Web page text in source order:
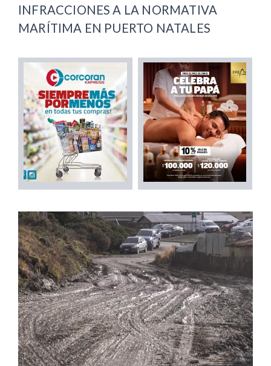
INFRACCIONES A LA NORMATIVA
MARÍTIMA EN PUERTO NATALES